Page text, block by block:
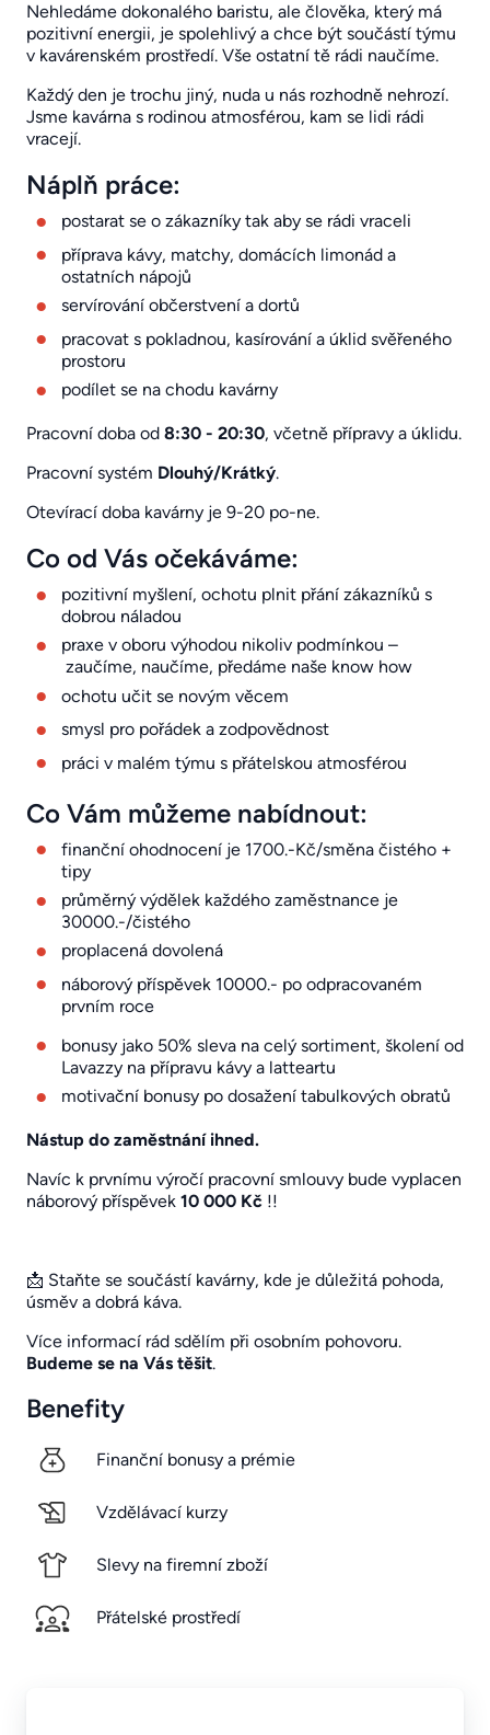
Nehledáme dokonalého baristu, ale člověka, který má
pozitivní energii, je spolehlivý a chce být součástí týmu
v kavárenském prostředí. Vše ostatní tě rádi naučíme.
Každý den je trochu jiný, nuda u nás rozhodně nehrozí.
Jsme kavárna s rodinou atmosférou, kam se lidi rádi
vracejí.
Náplň práce:
postarat se o zákazníky tak aby se rádi vraceli
příprava kávy, matchy, domácích limonád a
ostatních nápojů
servírování občerstvení a dortů
pracovat s pokladnou, kasírování a úklid svěřeného
prostoru
podílet se na chodu kavárny
Pracovní doba od 8:30 - 20:30, včetně přípravy a úklidu.
Pracovní systém Dlouhý/Krátký.
Otevírací doba kavárny je 9-20 po-ne.
Co od Vás očekáváme:
pozitivní myšlení, ochotu plnit přání zákazníků s
dobrou náladou
praxe v oboru výhodou nikoliv podmínkou –
zaučíme, naučíme, předáme naše know how
ochotu učit se novým věcem
smysl pro pořádek a zodpovědnost
práci v malém týmu s přátelskou atmosférou
Co Vám můžeme nabídnout:
finanční ohodnocení je 1700.-Kč/směna čistého +
tipy
průměrný výdělek každého zaměstnance je
30000.-/čistého
proplacená dovolená
náborový příspěvek 10000.- po odpracovaném
prvním roce
bonusy jako 50% sleva na celý sortiment, školení od
Lavazzy na přípravu kávy a latteartu
motivační bonusy po dosažení tabulkových obratů
Nástup do zaměstnání ihned.
Navíc k prvnímu výročí pracovní smlouvy bude vyplacen
náborový příspěvek 10 000 Kč !!
📩 Staňte se součástí kavárny, kde je důležitá pohoda,
úsměv a dobrá káva.
Více informací rád sdělím při osobním pohovoru.
Budeme se na Vás těšit.
Benefity
Finanční bonusy a prémie
Vzdělávací kurzy
Slevy na firemní zboží
Přátelské prostředí